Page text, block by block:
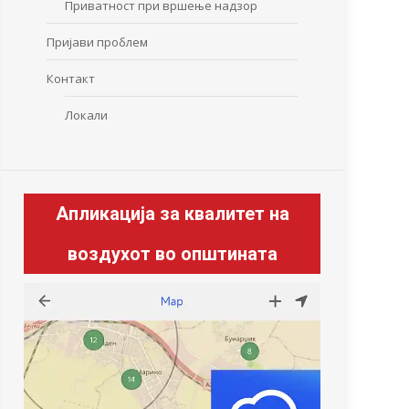
Приватност при вршење надзор
Пријави проблем
Контакт
Локали
Апликација за квалитет на
воздухот во општината